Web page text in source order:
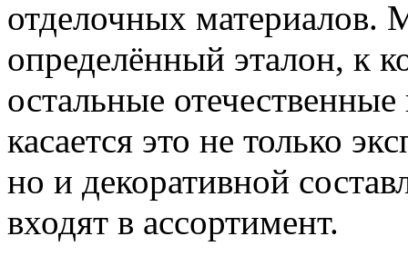
отделочных материалов.
определённый эталон, к
остальные
касается это не только
но и декоративной
входят в ассортимент.